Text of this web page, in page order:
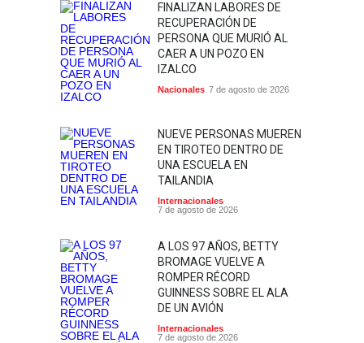
FINALIZAN LABORES DE
RECUPERACIÓN DE
PERSONA QUE MURIÓ AL
CAER A UN POZO EN
IZALCO
Nacionales 7 de agosto de 2026
NUEVE PERSONAS MUEREN
EN TIROTEO DENTRO DE
UNA ESCUELA EN
TAILANDIA
Internacionales
7 de agosto de 2026
A LOS 97 AÑOS, BETTY
BROMAGE VUELVE A
ROMPER RÉCORD
GUINNESS SOBRE EL ALA
DE UN AVIÓN
Internacionales
7 de agosto de 2026